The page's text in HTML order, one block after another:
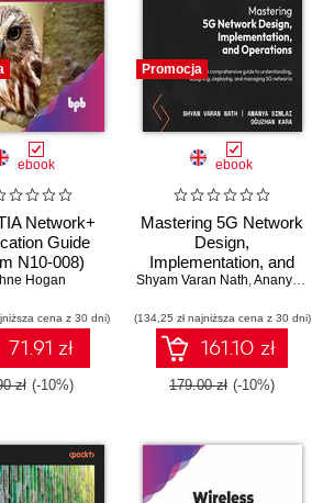
ebook
Network+
Guide
N10-008)
Hogan
cena z 30 dni)
71.91 zł
zł (-10%)
Promocja
ebook
Mastering 5G Network
Design,
Implementation, and
Operations. A
understanding,
designing, deploying,
and managing 5G
networks
Shyam Varan Nath,Ananya Simlai
(134,25 zł najniższa cena z 30 dni)
161.10 zł
179.00 zł (-10%)